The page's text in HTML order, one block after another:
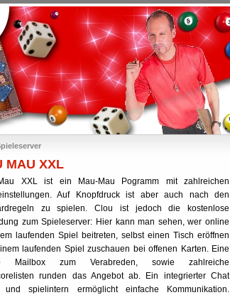
MAU XXL
XXL ist ein Mau-Mau Pogramm mit zahlreichen
Auf Knopfdruck ist aber auch nach den
zu spielen. Clou ist jedoch die kostenlose
zum Spieleserver: Hier kann man sehen, wer online
laufenden Spiel beitreten, selbst einen Tisch eröffnen
laufenden Spiel zuschauen bei offenen Karten. Eine
Mailbox zum Verabreden, sowie zahlreiche
runden das Angebot ab. Ein integrierter Chat
und spielintern ermöglicht einfache Kommunikation.